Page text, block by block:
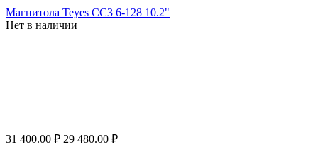
Магнитола Teyes CC3 6-128 10.2"
Нет в наличии
31 400.00 ₽ 29 480.00 ₽